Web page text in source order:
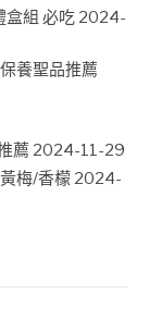
盒組 必吃 2024-
養聖品推薦
薦 2024-11-29
梅/香檬 2024-